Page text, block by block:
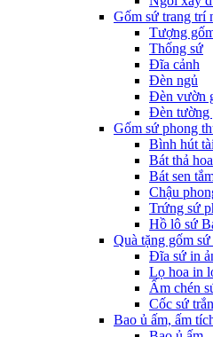
Gốm sứ trang trí
Tượng
Thống sứ
Đĩa cảnh
Đèn ngủ
Đèn vườn
Đèn tường
Gốm sứ phong
Bình hút
Bát thả hoa
Bát sen
Chậu
Trứng sứ
Hồ lô sứ
Quà tặng gốm
Đĩa sứ in
Lọ hoa in
Ấm chén
Cốc sứ
Bao ủ ấm, ấm